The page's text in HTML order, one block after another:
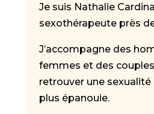
Je suis Nathalie
sexothérapeute près
J’accompagne des
femmes et des
retrouver une sexualité
plus épanouie.